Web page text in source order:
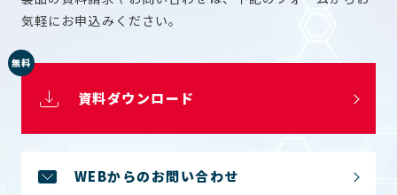
気軽にお申込みください。
資料ダウンロード
無料
WEBからのお問い合わせ